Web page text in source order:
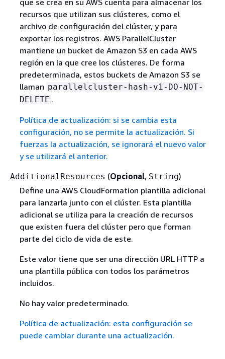
recursos que utilizan sus clústeres, como el
archivo de configuración del clúster, y para
exportar los registros. AWS ParallelCluster
mantiene un bucket de Amazon S3 en cada AWS
región en la que cree los clústeres. De forma
predeterminada, estos buckets de Amazon S3 se
llaman parallelcluster-hash-v1-DO-NOT-
DELETE .
Política de actualización: si se cambia esta
configuración, no se permite la actualización. Si
fuerzas la actualización, se ignorará el nuevo valor
y se utilizará el anterior.
AdditionalResources (Opcional, String)
Define una AWS CloudFormation plantilla adicional
para lanzarla junto con el clúster. Esta plantilla
adicional se utiliza para la creación de recursos
que existen fuera del clúster pero que forman
parte del ciclo de vida de este.
Este valor tiene que ser una dirección URL HTTP a
una plantilla pública con todos los parámetros
incluidos.
No hay valor predeterminado.
Política de actualización: esta configuración se
puede cambiar durante una actualización.